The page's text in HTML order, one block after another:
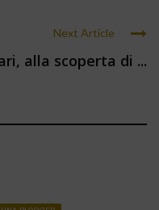
Next Article
alla scoperta di ...